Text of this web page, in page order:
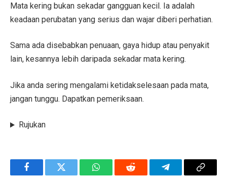
Mata kering bukan sekadar gangguan kecil. Ia adalah
keadaan perubatan yang serius dan wajar diberi perhatian.
Sama ada disebabkan penuaan, gaya hidup atau penyakit
lain, kesannya lebih daripada sekadar mata kering.
Jika anda sering mengalami ketidakselesaan pada mata,
jangan tunggu. Dapatkan pemeriksaan.
Rujukan
FacebookTwitter WhatsAppReddit TelegramCopy